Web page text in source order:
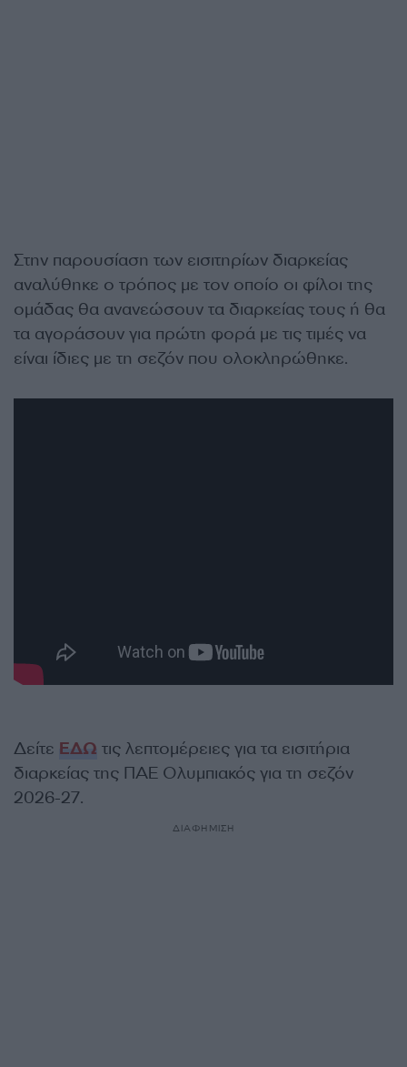
Στην παρουσίαση των εισιτηρίων διαρκείας
αναλύθηκε ο τρόπος με τον οποίο οι φίλοι της
ομάδας θα ανανεώσουν τα διαρκείας τους ή θα
τα αγοράσουν για πρώτη φορά με τις τιμές να
είναι ίδιες με τη σεζόν που ολοκληρώθηκε.
Δείτε ΕΔΩ τις λεπτομέρειες για τα εισιτήρια
διαρκείας της ΠΑΕ Ολυμπιακός για τη σεζόν
2026-27.
ΔΙΑΦΗΜΙΣΗ